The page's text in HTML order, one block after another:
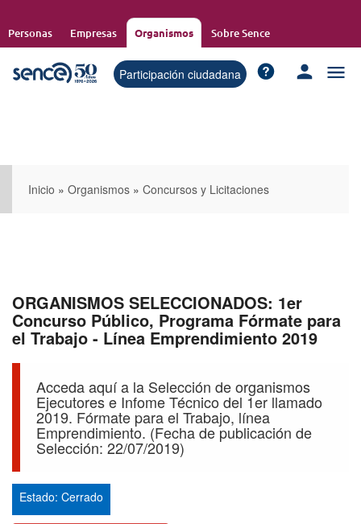
contenido
Personas Empresas Organismos Sobre Sence
Participación ciudadana
Inicio » Organismos » Concursos y Licitaciones
ORGANISMOS SELECCIONADOS: 1er
Concurso Público, Programa Fórmate para
el Trabajo - Línea Emprendimiento 2019
Acceda aquí a la Selección de organismos
Ejecutores e Infome Técnico del 1er llamado
2019. Fórmate para el Trabajo, línea
Emprendimiento. (Fecha de publicación de
Selección: 22/07/2019)
Estado: Cerrado